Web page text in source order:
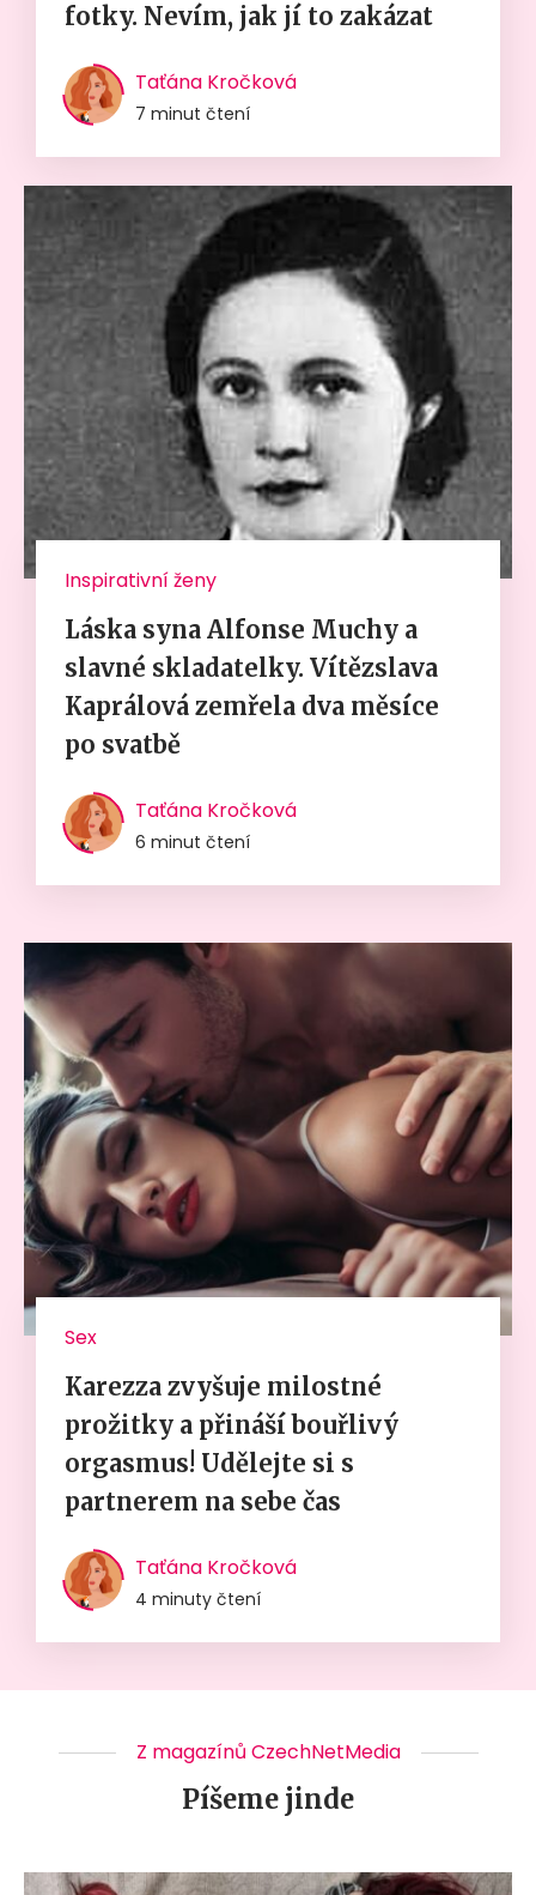
fotky. Nevím, jak jí to zakázat
Taťána Kročková
7 minut čtení
Inspirativní ženy
Láska syna Alfonse Muchy a
slavné skladatelky. Vítězslava
Kaprálová zemřela dva měsíce
po svatbě
Taťána Kročková
6 minut čtení
Sex
Karezza zvyšuje milostné
prožitky a přináší bouřlivý
orgasmus! Udělejte si s
partnerem na sebe čas
Taťána Kročková
4 minuty čtení
Z magazínů CzechNetMedia
Píšeme jinde